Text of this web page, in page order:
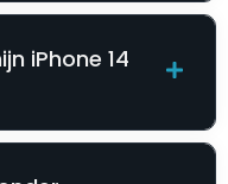
iPhone 14